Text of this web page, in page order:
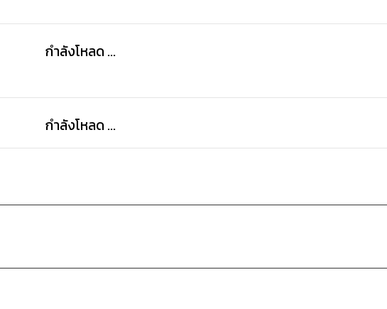
กำลังโหลด ...
กำลังโหลด ...